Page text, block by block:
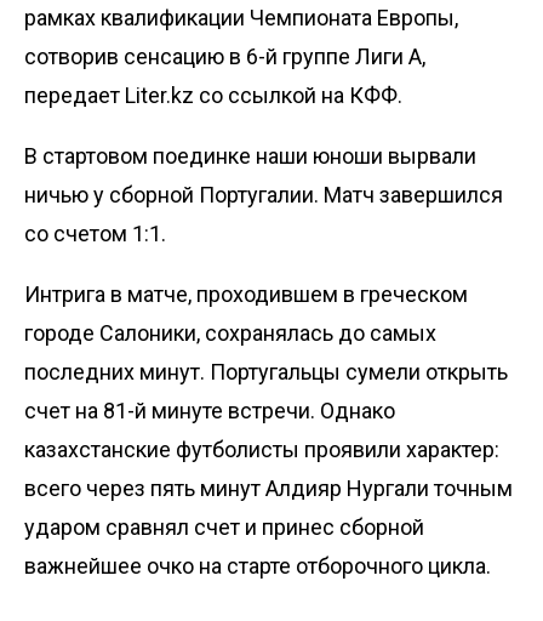
рамках квалификации Чемпионата Европы,
сотворив сенсацию в 6-й группе Лиги А,
передает Liter.kz со ссылкой на КФФ.
В стартовом поединке наши юноши вырвали
ничью у сборной Португалии. Матч завершился
со счетом 1:1.
Интрига в матче, проходившем в греческом
городе Салоники, сохранялась до самых
последних минут. Португальцы сумели открыть
счет на 81-й минуте встречи. Однако
казахстанские футболисты проявили характер:
всего через пять минут Алдияр Нургали точным
ударом сравнял счет и принес сборной
важнейшее очко на старте отборочного цикла.